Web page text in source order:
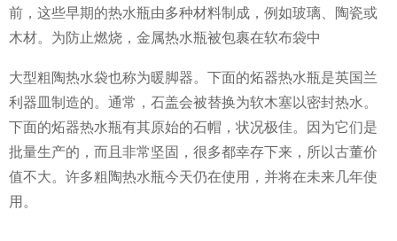
前，这些早期的热水瓶由多种材料制成，例如玻璃、陶瓷或
木材。为防止燃烧，金属热水瓶被包裹在软布袋中
大型粗陶热水袋也称为暖脚器。下面的炻器热水瓶是英国兰
利器皿制造的。通常，石盖会被替换为软木塞以密封热水。
下面的炻器热水瓶有其原始的石帽，状况极佳。因为它们是
批量生产的，而且非常坚固，很多都幸存下来，所以古董价
值不大。许多粗陶热水瓶今天仍在使用，并将在未来几年使
用。